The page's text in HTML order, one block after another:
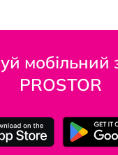
мобільний
PROSTOR